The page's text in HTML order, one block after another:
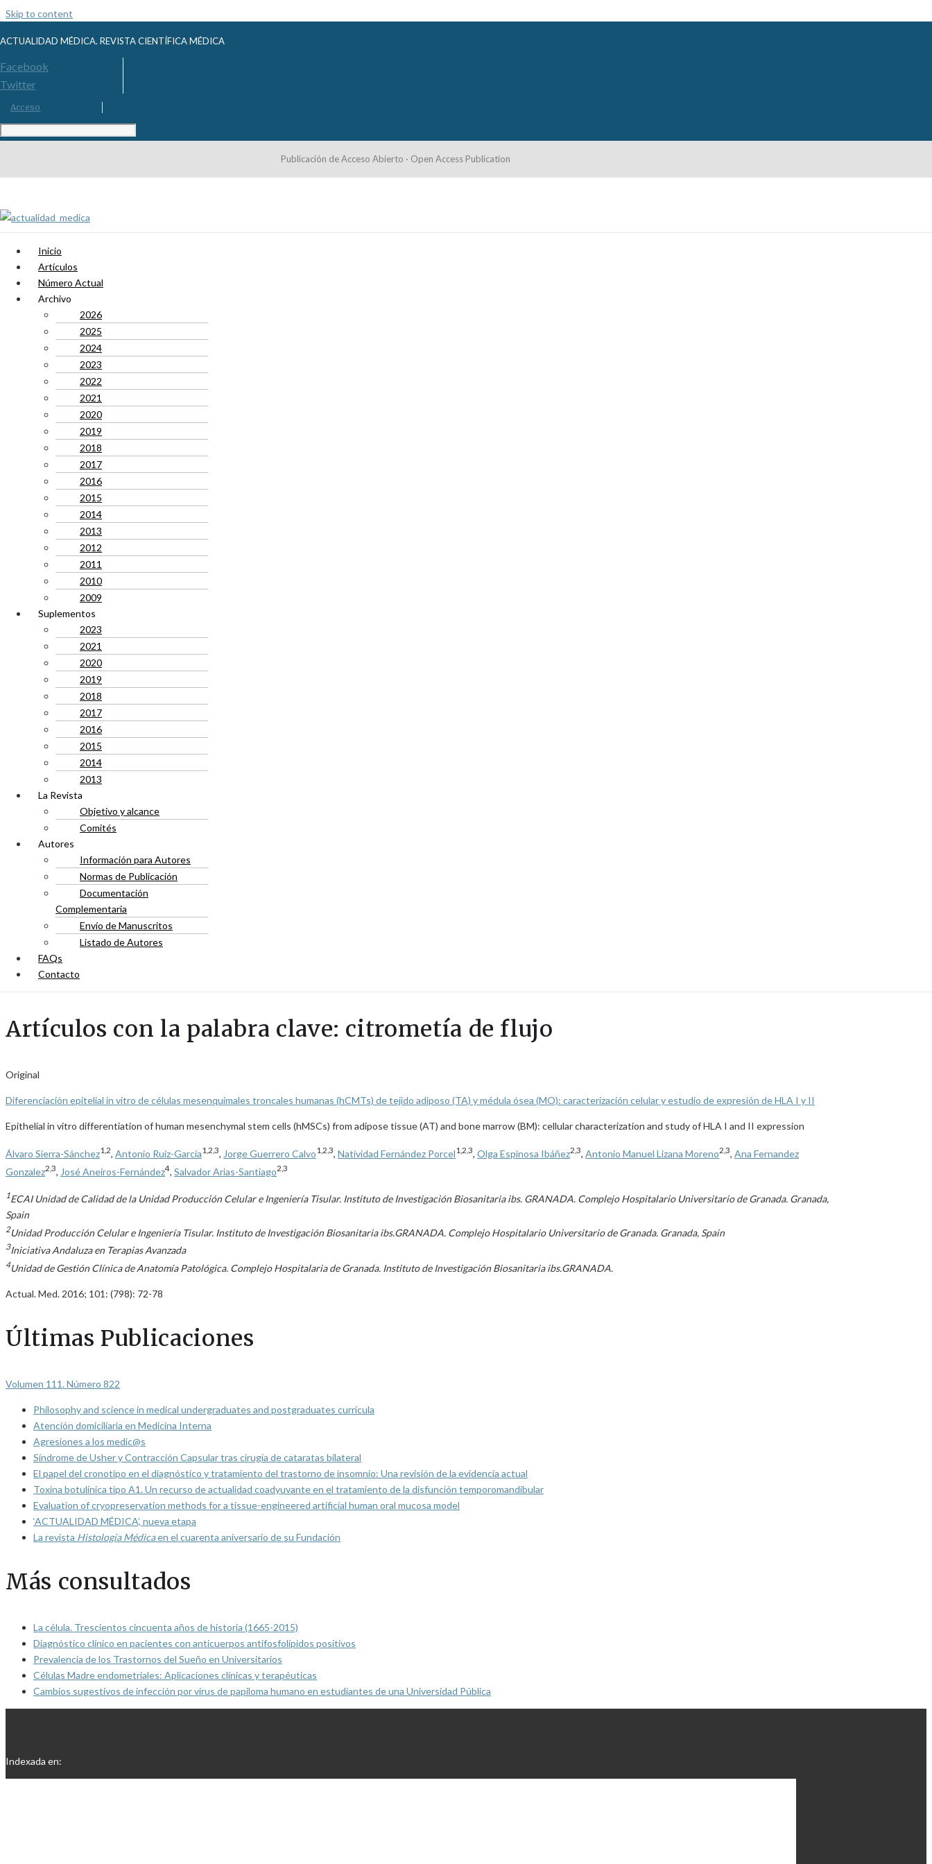
Skip to content
ACTUALIDAD MÉDICA. REVISTA CIENTÍFICA MÉDICA
Facebook
Twitter
Acceso
Publicación de Acceso Abierto · Open Access Publication
Inicio
Artículos
Número Actual
Archivo
2026
2025
2024
2023
2022
2021
2020
2019
2018
2017
2016
2015
2014
2013
2012
2011
2010
2009
Suplementos
2023
2021
2020
2019
2018
2017
2016
2015
2014
2013
La Revista
Objetivo y alcance
Comités
Autores
Información para Autores
Normas de Publicación
Documentación
Complementaria
Envío de Manuscritos
Listado de Autores
FAQs
Contacto
Artículos con la palabra clave: citrometía de flujo
Original
Diferenciación epitelial in vitro de células mesenquimales troncales humanas (hCMTs) de tejido adiposo (TA) y médula ósea (MO): caracterización celular y estudio de expresión de HLA I y II
Epithelial in vitro differentiation of human mesenchymal stem cells (hMSCs) from adipose tissue (AT) and bone marrow (BM): cellular characterization and study of HLA I and II expression
Álvaro Sierra-Sánchez1,2, Antonio Ruiz-García1,2,3, Jorge Guerrero Calvo1,2,3, Natividad Fernández Porcel1,2,3, Olga Espinosa Ibáñez2,3, Antonio Manuel Lizana Moreno2,3, Ana Fernandez
Gonzalez2,3 José Aneiros-Fernández4 Salvador Arias-Santiago2,3
1ECAI Unidad de Calidad de la Unidad Producción Celular e Ingeniería Tisular. Instituto de Investigación Biosanitaria ibs. GRANADA. Complejo Hospitalario Universitario de Granada. Granada,
Spain
2Unidad Producción Celular e Ingeniería Tisular. Instituto de Investigación Biosanitaria ibs.GRANADA. Complejo Hospitalario Universitario de Granada. Granada, Spain
3Iniciativa Andaluza en Terapias Avanzada
4Unidad de Gestión Clínica de Anatomía Patológica. Complejo Hospitalaria de Granada. Instituto de Investigación Biosanitaria ibs.GRANADA.
Actual. Med. 2016; 101: (798): 72-78
Últimas Publicaciones
Volumen 111. Número 822
Philosophy and science in medical undergraduates and postgraduates curricula
Atención domiciliaria en Medicina Interna
Agresiones a los medic@s
Síndrome de Usher y Contracción Capsular tras cirugía de cataratas bilateral
El papel del cronotipo en el diagnóstico y tratamiento del trastorno de insomnio: Una revisión de la evidencia actual
Toxina botulínica tipo A1. Un recurso de actualidad coadyuvante en el tratamiento de la disfunción temporomandibular
Evaluation of cryopreservation methods for a tissue-engineered artificial human oral mucosa model
‘ACTUALIDAD MÉDICA’, nueva etapa
La revista Histología Médicaen el cuarenta aniversario de su Fundación
Más consultados
La célula. Trescientos cincuenta años de historia (1665-2015)
Diagnóstico clínico en pacientes con anticuerpos antifosfolípidos positivos
Prevalencia de los Trastornos del Sueño en Universitarios
Células Madre endometriales: Aplicaciones clínicas y terapéuticas
Cambios sugestivos de infección por virus de papiloma humano en estudiantes de una Universidad Pública
Indexada en: